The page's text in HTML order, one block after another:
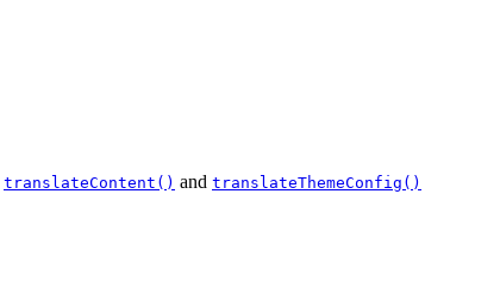
translateContent() and translateThemeConfig()